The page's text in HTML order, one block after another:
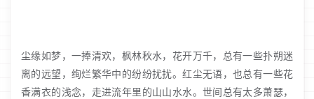
尘缘如梦，一捧清欢，枫林秋水，花开万千，总有一些扑朔迷
离的远望，绚烂繁华中的纷纷扰扰。红尘无语，也总有一些花
香满衣的浅念，走进流年里的山山水水。世间总有太多萧瑟，